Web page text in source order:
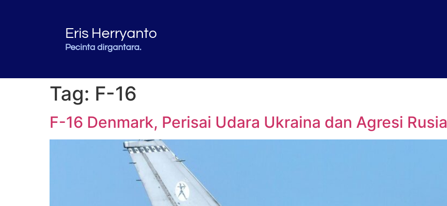
Eris Herryanto
Pecinta dirgantara.
Tag: F-16
F-16 Denmark, Perisai Udara Ukraina dan Agresi Rusia